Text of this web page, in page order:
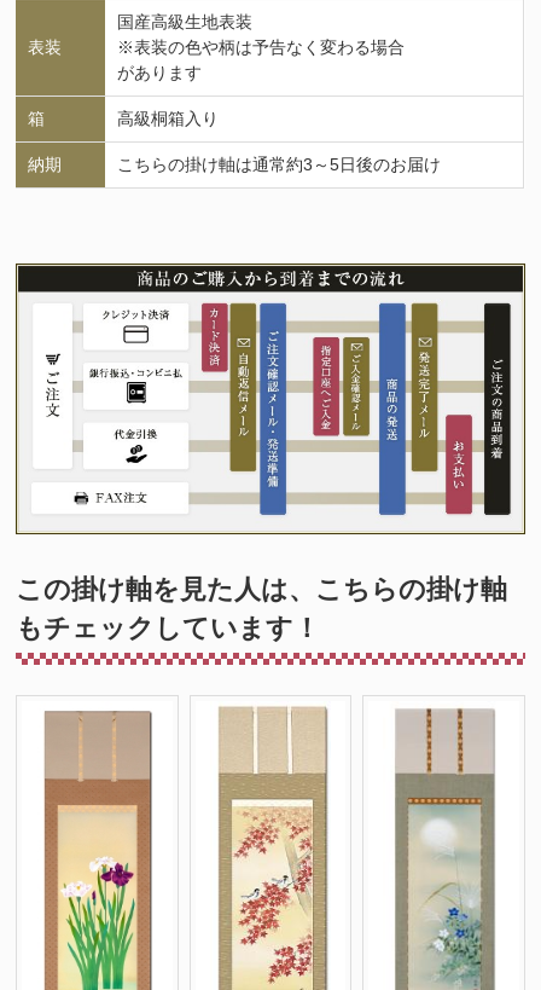
表装
国産高級生地表装
※表装の色や柄は予告なく変わる場合
があります
箱 高級桐箱入り
納期 こちらの掛け軸は通常約3～5日後のお届け
この掛け軸を見た人は、こちらの掛け軸
もチェックしています！